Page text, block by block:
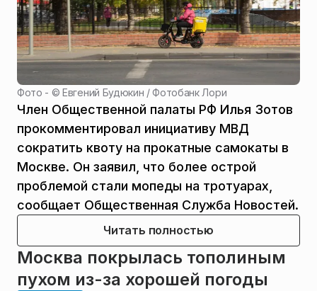
Фото - ©Евгений Будюкин / Фотобанк Лори
Член Общественной палаты РФ Илья Зотов
прокомментировал инициативу МВД
сократить квоту на прокатные самокаты в
Москве. Он заявил, что более острой
проблемой стали мопеды на тротуарах,
сообщает Общественная Служба Новостей.
Читать полностью
Москва покрылась тополиным
пухом из-за хорошей погоды